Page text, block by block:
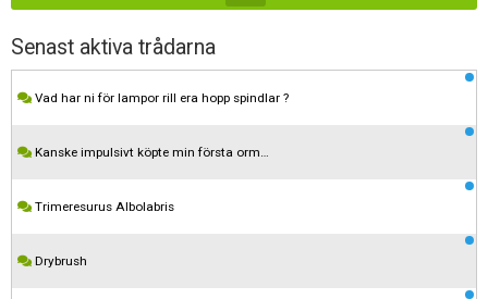
Senast aktiva trådarna
Vad har ni för lampor rill era hopp spindlar ?
Kanske impulsivt köpte min första orm…
Trimeresurus Albolabris
Drybrush